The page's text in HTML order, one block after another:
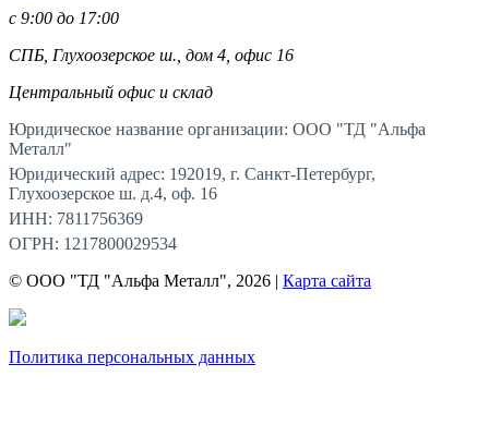
с 9:00 до 17:00
СПБ, Глухоозерское ш., дом 4, офис 16
Центральный офис и склад
Юридическое название организации: ООО "ТД "Альфа
Металл"
Юридический адрес: 192019, г. Санкт-Петербург,
Глухоозерское ш. д.4, оф. 16
ИНН: 7811756369
ОГРН: 1217800029534
© ООО "ТД "Альфа Металл", 2026 | Карта сайта
Политика персональных данных